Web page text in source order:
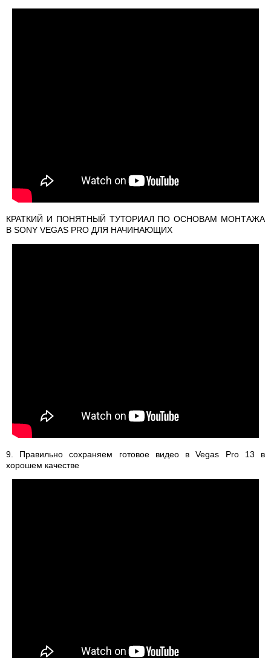
КРАТКИЙ И ПОНЯТНЫЙ ТУТОРИАЛ ПО ОСНОВАМ МОНТАЖА
В SONY VEGAS PRO ДЛЯ НАЧИНАЮЩИХ
9. Правильно сохраняем готовое видео в Vegas Pro 13 в
хорошем качестве